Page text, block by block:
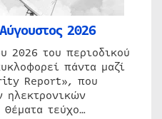
2026
2026 του περιοδικού
πάντα μαζί
Report», που
ηλεκτρονικών
τεύχο…